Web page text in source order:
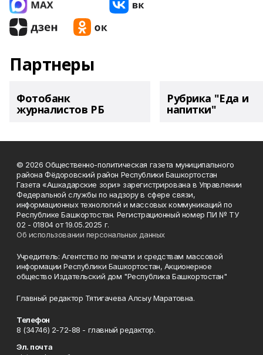
Партнеры
Фотобанк
журналистов РБ
Рубрика "Еда и
напитки"
© 2026 Общественно-политическая газета муниципального
района Фёдоровский район Республики Башкортостан
Газета «Ашкадарские зори» зарегистрирована в Управлении
Федеральной службы по надзору в сфере связи,
информационных технологий и массовых коммуникаций по
Республике Башкортостан. Регистрационный номер ПИ № ТУ
02 - 01804 от 19.05.2025 г.
Об использовании персональных данных
Учредитель: Агентство по печати и средствам массовой
информации Республики Башкортостан, Акционерное
общество Издательский дом "Республика Башкортостан"
Главный редактор Тятигачева Алсыу Маратовна.
Телефон
8 (34746) 2-72-88 - главный редактор.
Эл. почта